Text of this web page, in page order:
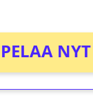
PELAA NYT